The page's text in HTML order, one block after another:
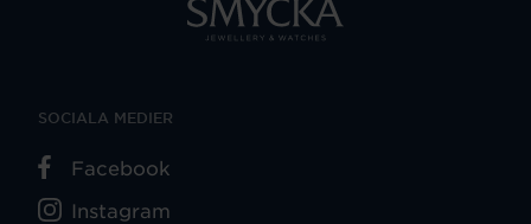
SOCIALA MEDIER
Facebook
Instagram